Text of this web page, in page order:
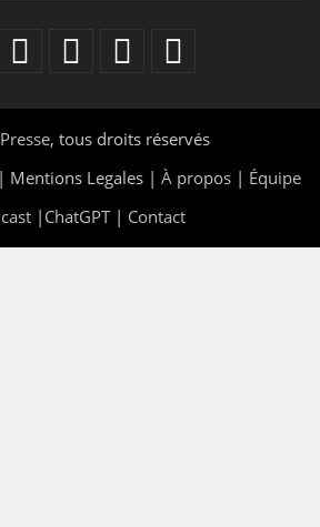
, tous droits réservés
| Mentions Legales | À propos | Équipe
| ChatGPT| Contact